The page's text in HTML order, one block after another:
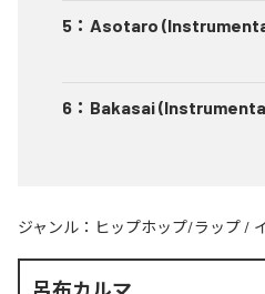
5 ： Asotaro
6 ： Bakasai
ジャンル： ヒップホップ/ラップ /
呂布カルマ